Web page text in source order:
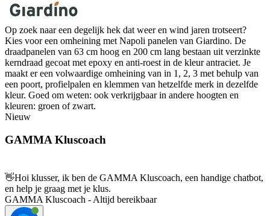
Op zoek naar een degelijk hek dat weer en wind jaren trotseert?
Kies voor een omheining met Napoli panelen van Giardino. De
draadpanelen van 63 cm hoog en 200 cm lang bestaan uit verzinkte
kerndraad gecoat met epoxy en anti-roest in de kleur antraciet. Je
maakt er een volwaardige omheining van in 1, 2, 3 met behulp van
een poort, profielpalen en klemmen van hetzelfde merk in dezelfde
kleur. Goed om weten: ook verkrijgbaar in andere hoogten en
kleuren: groen of zwart.
Nieuw
GAMMA Kluscoach
👋Hoi klusser, ik ben de GAMMA Kluscoach, een handige chatbot,
en help je graag met je klus.
GAMMA Kluscoach - Altijd bereikbaar